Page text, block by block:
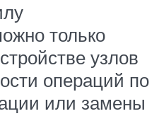
только
узлов
операций по
или замены